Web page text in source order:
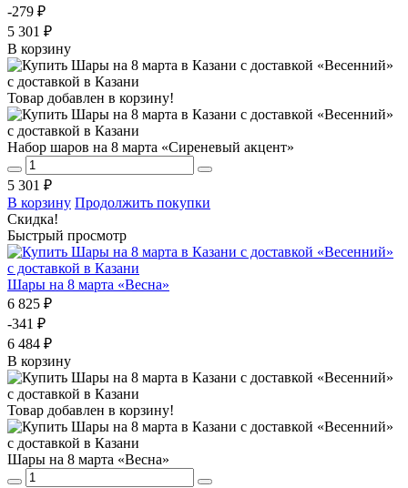
-279 ₽
5 301 ₽
В корзину
Товар добавлен в корзину!
Набор шаров на 8 марта «Сиреневый акцент»
5 301 ₽
В корзину Продолжить покупки
Скидка!
Быстрый просмотр
Шары на 8 марта «Весна»
6 825 ₽
-341 ₽
6 484 ₽
В корзину
Товар добавлен в корзину!
Шары на 8 марта «Весна»